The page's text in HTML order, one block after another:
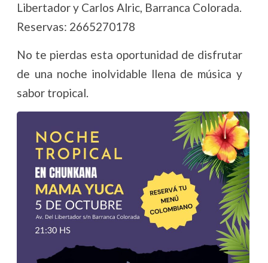
Libertador y Carlos Alric, Barranca Colorada.
Reservas: 2665270178
No te pierdas esta oportunidad de disfrutar
de una noche inolvidable llena de música y
sabor tropical.